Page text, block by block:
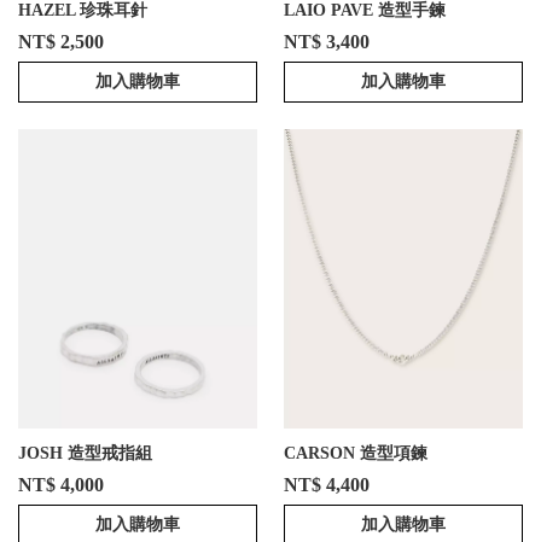
HAZEL 珍珠耳針
NT$ 2,500
加入購物車
LAIO PAVE 造型手鍊
NT$ 3,400
加入購物車
JOSH 造型戒指組
NT$ 4,000
加入購物車
CARSON 造型項鍊
NT$ 4,400
加入購物車